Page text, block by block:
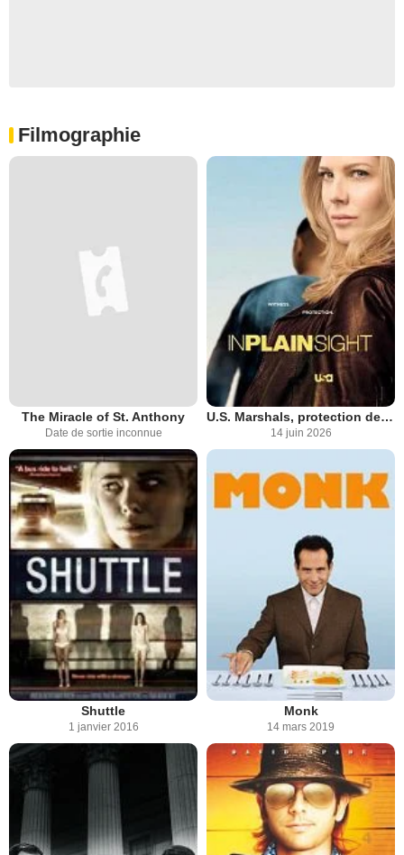
Filmographie
The Miracle of St. Anthony
Date de sortie inconnue
U.S. Marshals, protection de témoins
14 juin 2026
Shuttle
1 janvier 2016
Monk
14 mars 2019